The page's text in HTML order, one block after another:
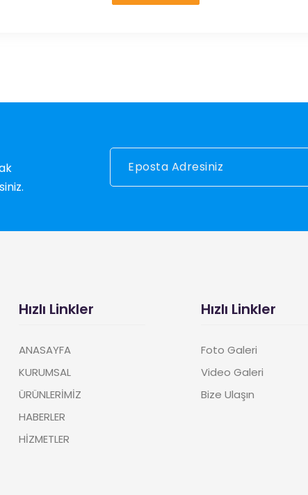
Hızlı Linkler
ANASAYFA
KURUMSAL
ÜRÜNLERİMİZ
HABERLER
HİZMETLER
Hızlı Linkler
Foto Galeri
Video Galeri
Bize Ulaşın